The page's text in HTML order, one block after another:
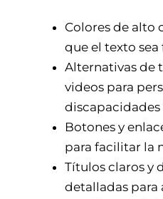
Colores de alto
que el texto
Alternativas de
videos para
discapacidades
Botones y
para facilitar la
Títulos claros y
detalladas para